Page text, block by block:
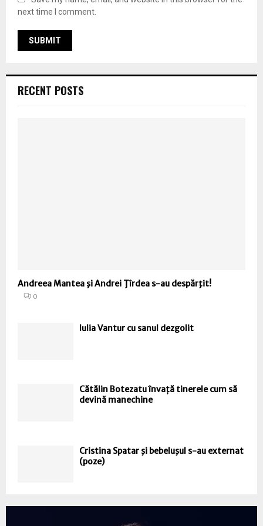
next time I comment.
RECENT POSTS
Andreea Mantea şi Andrei Ţîrdea s-au despărţit!
0
Iulia Vantur cu sanul dezgolit
Cătălin Botezatu învață tinerele cum să
devină manechine
Cristina Spatar şi bebeluşul s-au externat
(poze)